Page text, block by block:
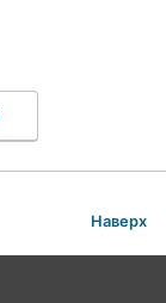
Наверх